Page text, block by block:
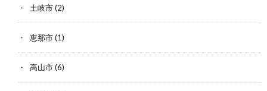
土岐市(2)
恵那市(1)
高山市(6)